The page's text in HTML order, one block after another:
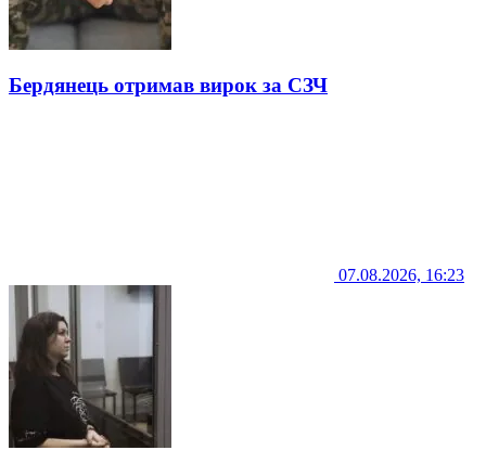
Бердянець отримав вирок за СЗЧ
07.08.2026, 16:23